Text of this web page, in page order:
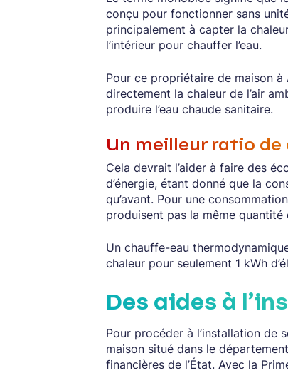
conçu pour fonctionner sans
principalement à capter la
l’intérieur pour chauffer l’eau.
Pour ce propriétaire de maison
directement la chaleur de l’air
produire l’eau chaude sanitaire.
Un meilleur ratio
Cela devrait l’aider à faire des
d’énergie, étant donné que la
qu’avant. Pour une
produisent pas la même quantité
Un chauffe-eau
chaleur pour seulement 1 kWh
Des aides à
Pour procéder à l’installation de
maison situé dans le
financières de l’État. Avec la